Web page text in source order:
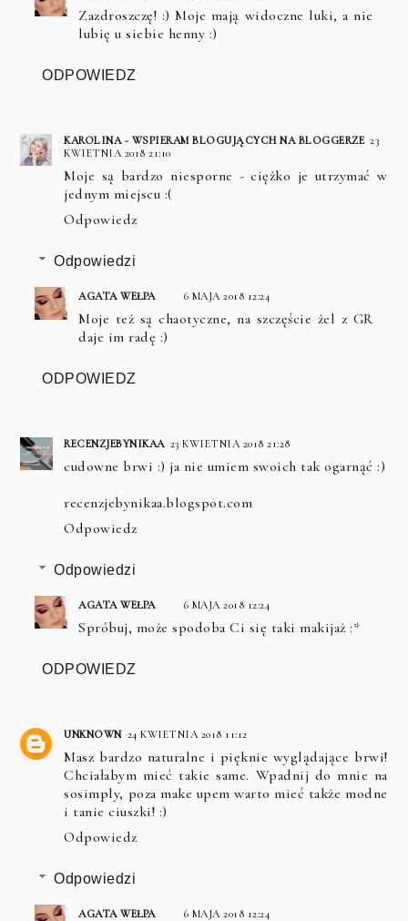
Zazdroszczę! :) Moje mają widoczne luki, a nie
lubię u siebie henny :)
ODPOWIEDZ
KAROLINA - WSPIERAM BLOGUJĄCYCH NA BLOGGERZE 23
KWIETNIA 2018 21:10
Moje są bardzo niesporne - ciężko je utrzymać w
jednym miejscu :(
Odpowiedz
Odpowiedzi
AGATA WEŁPA 6 MAJA 2018 12:24
Moje też są chaotyczne, na szczęście żel z GR
daje im radę :)
ODPOWIEDZ
RECENZJEBYNIKAA 23 KWIETNIA 2018 21:28
cudowne brwi :) ja nie umiem swoich tak ogarnąć :)
recenzjebynikaa.blogspot.com
Odpowiedz
Odpowiedzi
AGATA WEŁPA 6 MAJA 2018 12:24
Spróbuj, może spodoba Ci się taki makijaż :*
ODPOWIEDZ
UNKNOWN 24 KWIETNIA 2018 11:12
Masz bardzo naturalne i pięknie wyglądające brwi!
Chciałabym mieć takie same. Wpadnij do mnie na
sosimply, poza make upem warto mieć także modne
i tanie ciuszki! :)
Odpowiedz
Odpowiedzi
AGATA WEŁPA 6 MAJA 2018 12:24